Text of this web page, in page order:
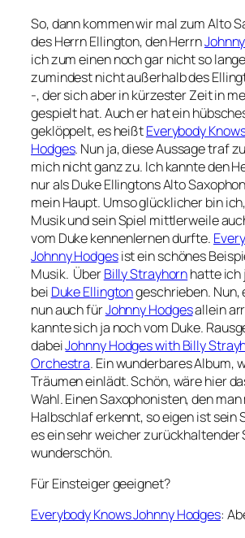
So, dann kommen wir mal zum Alto
des Herrn Ellington, den Herrn
ich zum einen noch gar nicht so
zumindest nicht außerhalb des
-, der sich aber in kürzester Zeit in
gespielt hat. Auch er hat ein
geklöppelt, es heißtEverybody
Hodges. Nun ja, diese Aussage traf
mich nicht ganz zu. Ich kannte den
nur als Duke Ellingtons Alto
mein Haupt. Umso glücklicher bin
Musik und sein Spiel mittlerweile
vom Duke kennenlernen durfte.
Johnny Hodgesist ein schönes
Musik. ÜberBilly Strayhornhatte ich
bei Duke Ellingtongeschrieben. Nun,
nun auch fürJohnny Hodgesallein
kannte sich ja noch vom Duke.
dabeiJohnny Hodges with Billy
Orchestra. Ein wunderbares Album,
Träumen einlädt. Schön, wäre hier
Wahl. Einen Saxophonisten, den
Halbschlaf erkennt, so eigen ist sein
es ein sehr weicher zurückhaltender
wunderschön.
Für Einsteiger geeignet?
Everybody Knows Johnny Hodges: